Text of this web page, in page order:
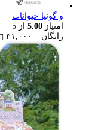
و گونیا حیوانات
امتیاز 5.00 از 5
رایگان – ۳۱,۰۰۰